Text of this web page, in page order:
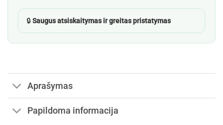
🔒Saugus atsiskaitymas ir greitas pristatymas
Aprašymas
Papildoma informacija